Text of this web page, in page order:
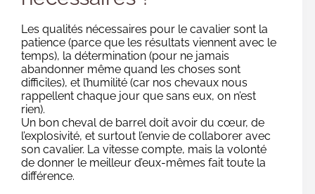
Les qualités nécessaires pour le cavalier sont la
patience (parce que les résultats viennent avec le
temps), la détermination (pour ne jamais
abandonner même quand les choses sont
difficiles), et l’humilité (car nos chevaux nous
rappellent chaque jour que sans eux, on n’est
rien).
Un bon cheval de barrel doit avoir du cœur, de
l’explosivité, et surtout l’envie de collaborer avec
son cavalier. La vitesse compte, mais la volonté
de donner le meilleur d’eux-mêmes fait toute la
différence.